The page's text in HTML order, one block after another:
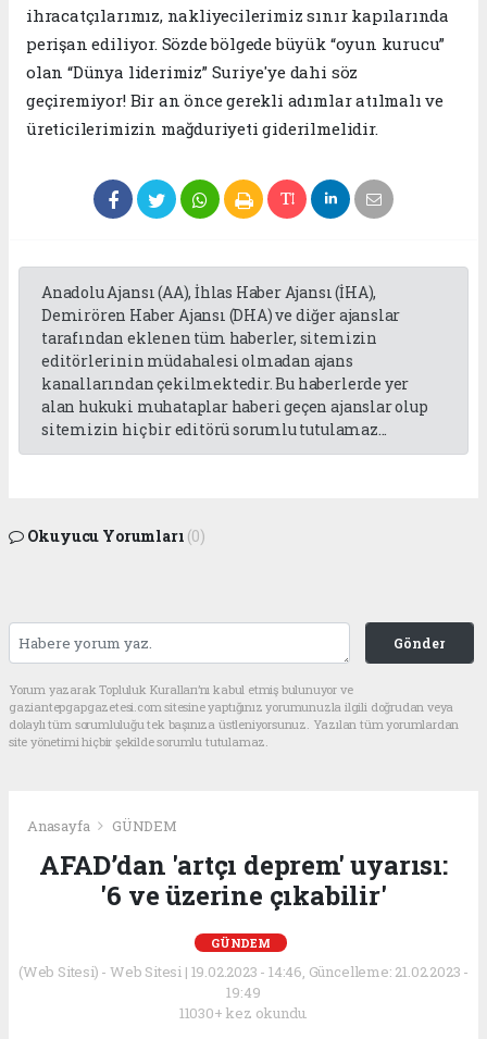
ihracatçılarımız, nakliyecilerimiz sınır kapılarında
perişan ediliyor. Sözde bölgede büyük “oyun kurucu”
olan “Dünya liderimiz” Suriye'ye dahi söz
geçiremiyor! Bir an önce gerekli adımlar atılmalı ve
üreticilerimizin mağduriyeti giderilmelidir.
Anadolu Ajansı (AA), İhlas Haber Ajansı (İHA),
Demirören Haber Ajansı (DHA) ve diğer ajanslar
tarafından eklenen tüm haberler, sitemizin
editörlerinin müdahalesi olmadan ajans
kanallarından çekilmektedir. Bu haberlerde yer
alan hukuki muhataplar haberi geçen ajanslar olup
sitemizin hiç bir editörü sorumlu tutulamaz...
Okuyucu Yorumları (0)
Gönder
Yorum yazarak Topluluk Kuralları’nı kabul etmiş bulunuyor ve
gaziantepgapgazetesi.com sitesine yaptığınız yorumunuzla ilgili doğrudan veya
dolaylı tüm sorumluluğu tek başınıza üstleniyorsunuz. Yazılan tüm yorumlardan
site yönetimi hiçbir şekilde sorumlu tutulamaz.
Anasayfa GÜNDEM
AFAD’dan 'artçı deprem' uyarısı:
'6 ve üzerine çıkabilir'
GÜNDEM
(Web Sitesi) - Web Sitesi | 19.02.2023 - 14:46, Güncelleme: 21.02.2023 -
19:49
11030+ kez okundu.